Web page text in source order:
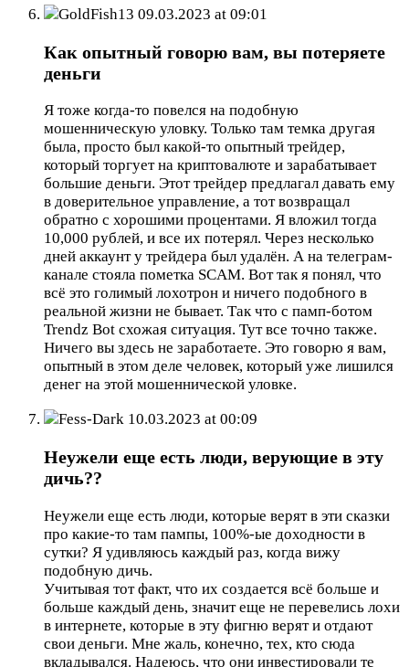
GoldFish13 09.03.2023 at 09:01
Как опытный говорю вам, вы потеряете
деньги
Я тоже когда-то повелся на подобную
мошенническую уловку. Только там темка другая
была, просто был какой-то опытный трейдер,
который торгует на криптовалюте и зарабатывает
большие деньги. Этот трейдер предлагал давать ему
в доверительное управление, а тот возвращал
обратно с хорошими процентами. Я вложил тогда
10,000 рублей, и все их потерял. Через несколько
дней аккаунт у трейдера был удалён. А на телеграм-
канале стояла пометка SCAM. Вот так я понял, что
всё это голимый лохотрон и ничего подобного в
реальной жизни не бывает. Так что с памп-ботом
Trendz Bot схожая ситуация. Тут все точно также.
Ничего вы здесь не заработаете. Это говорю я вам,
опытный в этом деле человек, который уже лишился
денег на этой мошеннической уловке.
Fess-Dark 10.03.2023 at 00:09
Неужели еще есть люди, верующие в эту
дичь??
Неужели еще есть люди, которые верят в эти сказки
про какие-то там пампы, 100%-ые доходности в
сутки? Я удивляюсь каждый раз, когда вижу
подобную дичь.
Учитывая тот факт, что их создается всё больше и
больше каждый день, значит еще не перевелись лохи
в интернете, которые в эту фигню верят и отдают
свои деньги. Мне жаль, конечно, тех, кто сюда
вкладывался. Надеюсь, что они инвестировали те